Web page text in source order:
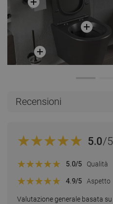
Recensioni
5.0/5
Valutazione generale basata su
5.0/5 Qualità
4.9/5 Aspetto